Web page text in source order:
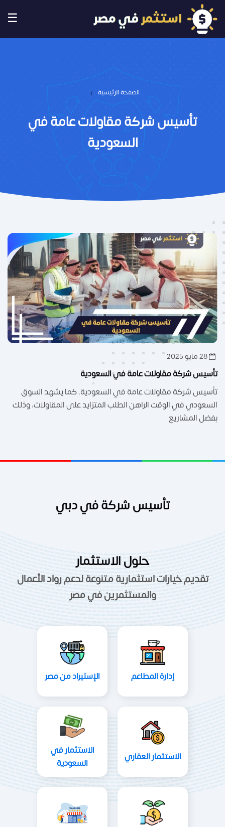
☰
الصفحة الرئيسية ›
تأسيس شركة مقاولات عامة في
السعودية
28 مايو 2025
تأسيس شركة مقاولات عامة في السعودية
تأسيس شركة مقاولات عامة في السعودية. كما يشهد السوق
السعودي في الوقت الراهن الطلب المتزايد على المقاولات، وذلك
بفضل المشاريع
تأسيس شركة في دبي
حلول الاستثمار
تقديم خيارات استثمارية متنوعة لدعم رواد الأعمال
والمستثمرين في مصر
إدارة المطاعم الإستيراد من مصر
الاستثمار العقاري
الاستثمار في
السعودية